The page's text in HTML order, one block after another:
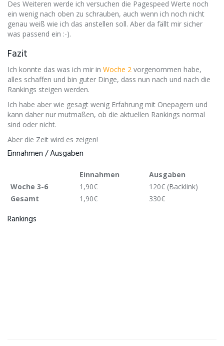
Des Weiteren werde ich versuchen die Pagespeed Werte noch
ein wenig nach oben zu schrauben, auch wenn ich noch nicht
genau weiß wie ich das anstellen soll. Aber da fällt mir sicher
was passend ein :-).​
Fazit​
Ich konnte das was ich mir in Woche 2 vorgenommen habe,
alles schaffen​ und bin guter Dinge, dass nun nach und nach die
Rankings steigen werden.
Ich habe aber wie gesagt wenig Erfahrung mit Onepagern und
kann daher nur mutmaßen, ob die aktuellen Rankings normal
sind oder nicht.
Aber die Zeit wird es zeigen!​
Einnahmen / Ausgaben​
Einnahmen
Ausgaben
Woche 3-6
1,90€
120€ (Backlink)
Gesamt
1,90€ 330€
Rankings